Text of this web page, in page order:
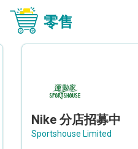
零售
Nike 分店招募中
Sportshouse Limited